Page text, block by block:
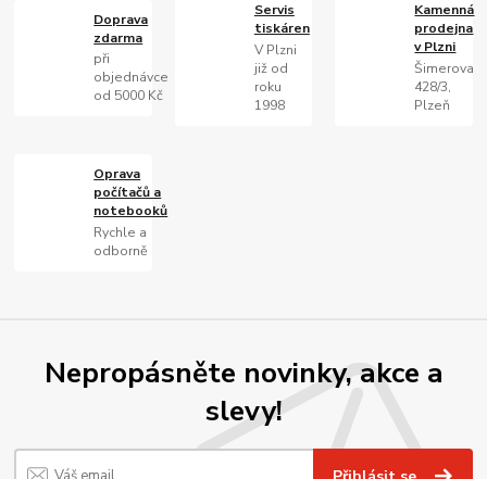
Doprava
zdarma
při
objednávce
od 5000 Kč
Servis
tiskáren
V Plzni
již od
roku
1998
Kamenná
prodejna
v Plzni
Šimerova
428/3,
Plzeň
Oprava
počítačů a
notebooků
Rychle a
odborně
Nepropásněte novinky, akce a
slevy!